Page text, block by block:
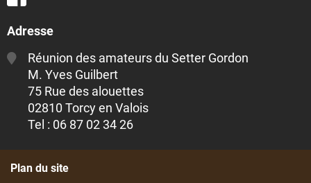
Adresse
Réunion des amateurs du Setter Gordon
M. Yves Guilbert
75 Rue des alouettes
02810 Torcy en Valois
Tel : 06 87 02 34 26
Plan du site